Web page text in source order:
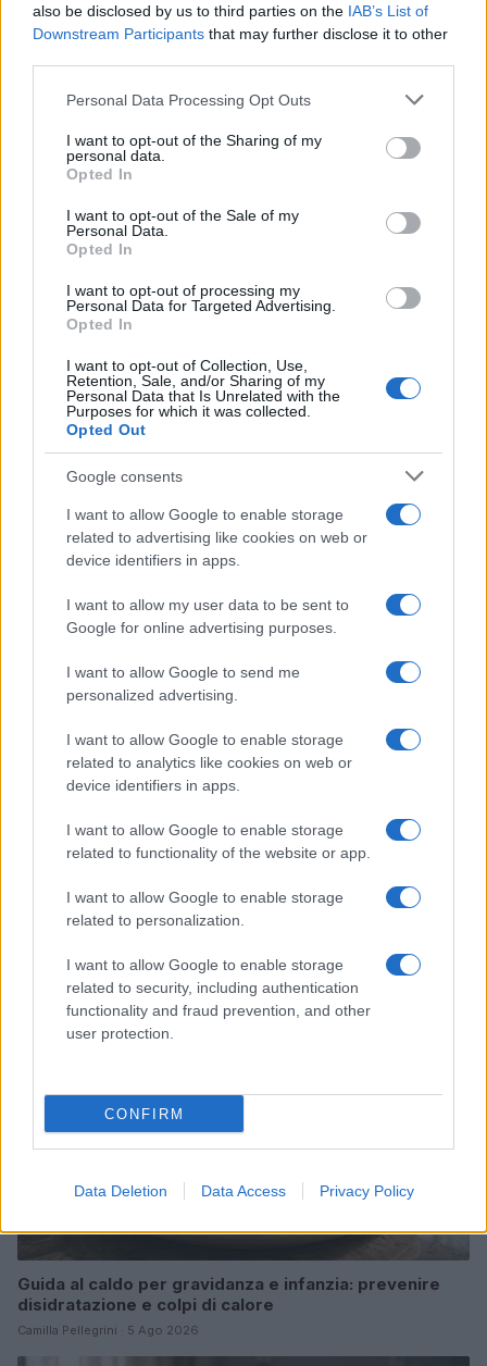
also be disclosed by us to third parties on the IAB’s List of
Downstream Participants that may further disclose it to other
Please note that this website/app uses one or more Google
not limited to your visit or usage behaviour. You may click to
grant or deny consent to Google and its third-party tags to
use your data for below specified purposes in below Google
consent section.
Personal Data Processing Opt Outs
I want to opt-out of the Sharing of my
personal data.
Opted In
I want to opt-out of the Sale of my
Personal Data.
Opted In
I want to opt-out of processing my
Personal Data for Targeted Advertising.
Opted In
I want to opt-out of Collection, Use,
Retention, Sale, and/or Sharing of my
Personal Data that Is Unrelated with the
Purposes for which it was collected.
Opted Out
Google consents
I want to allow Google to enable storage
related to advertising like cookies on web or
device identifiers in apps.
I want to allow my user data to be sent to
Google for online advertising purposes.
I want to allow Google to send me
personalized advertising.
I want to allow Google to enable storage
related to analytics like cookies on web or
device identifiers in apps.
I want to allow Google to enable storage
related to functionality of the website or app.
I want to allow Google to enable storage
related to personalization.
I want to allow Google to enable storage
related to security, including authentication
functionality and fraud prevention, and other
user protection.
CONFIRM
Data Deletion Data Access Privacy Policy
Continua a leggere
MATERNITÀ E GRAVIDANZA
Perché l’Italia perde le sue giovani madri lavoratrici
Roberto Capelli · 8 Ago 2026
MATERNITÀ E GRAVIDANZA
Guida al caldo per gravidanza e infanzia: prevenire
disidratazione e colpi di calore
Camilla Pellegrini · 5 Ago 2026